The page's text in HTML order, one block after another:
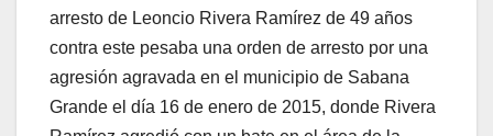
arresto de Leoncio Rivera Ramírez de 49 años
contra este pesaba una orden de arresto por una
agresión agravada en el municipio de Sabana
Grande el día 16 de enero de 2015, donde Rivera